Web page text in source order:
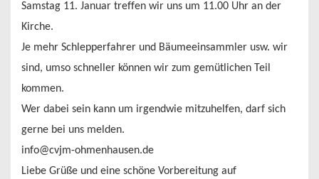
Samstag 11. Januar treffen wir uns um 11.00 Uhr an der
Kirche.
Je mehr Schlepperfahrer und Bäumeeinsammler usw. wir
sind, umso schneller können wir zum gemütlichen Teil
kommen.
Wer dabei sein kann um irgendwie mitzuhelfen, darf sich
gerne bei uns melden.
info@cvjm-ohmenhausen.de
Liebe Grüße und eine schöne Vorbereitung auf